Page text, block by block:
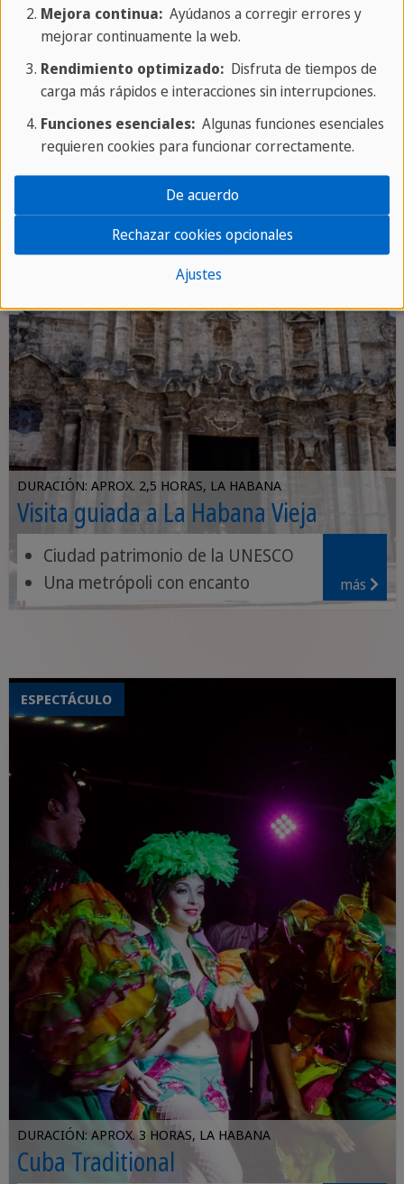
TOUR PRIVADA
TOUR POR LA CIUDAD
DURACIÓN: APROX. 2,5 HORAS, LA HABANA
Visita guiada a La Habana Vieja
Ciudad patrimonio de la UNESCO
Una metrópoli con encanto
Obras maestras de la arquitectura
más
ESPECTÁCULO
DURACIÓN: APROX. 3 HORAS, LA HABANA
Cuba Traditional
Mejora continua:Ayúdanos a corregir errores y
mejorar continuamente la web.
Rendimiento optimizado:Disfruta de tiempos de
carga más rápidos e interacciones sin interrupciones.
Funciones esenciales:Algunas funciones esenciales
requieren cookies para funcionar correctamente.
Ajustes
Rechazar cookies opcionales
De acuerdo